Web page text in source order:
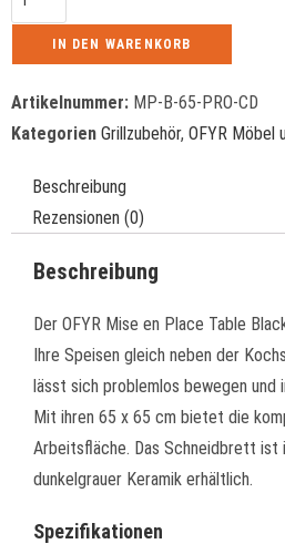
IN DEN WARENKORB
Artikelnummer: MP-B-65-PRO-CD
Kategorien Grillzubehör, OFYR Möbel
Beschreibung
Rezensionen (0)
Beschreibung
Der OFYR Mise en Place Table
Ihre Speisen gleich neben der
lässt sich problemlos bewegen und
Mit ihren 65 x 65 cm bietet die
Arbeitsfläche. Das Schneidbrett ist
dunkelgrauer Keramik erhältlich.
Spezifikationen